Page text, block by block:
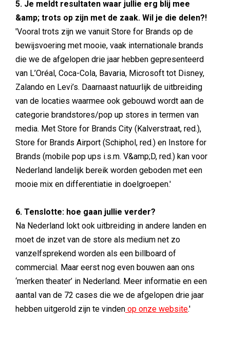
5. Je meldt resultaten waar jullie erg blij mee
&amp; trots op zijn met de zaak. Wil je die delen?!
'Vooral trots zijn we vanuit Store for Brands op de
bewijsvoering met mooie, vaak internationale brands
die we de afgelopen drie jaar hebben gepresenteerd
van L’Oréal, Coca-Cola, Bavaria, Microsoft tot Disney,
Zalando en Levi’s. Daarnaast natuurlijk de uitbreiding
van de locaties waarmee ook gebouwd wordt aan de
categorie brandstores/pop up stores in termen van
media. Met Store for Brands City (Kalverstraat, red.),
Store for Brands Airport (Schiphol, red.) en Instore for
Brands (mobile pop ups i.s.m. V&amp;D, red.) kan voor
Nederland landelijk bereik worden geboden met een
mooie mix en differentiatie in doelgroepen.'
6. Tenslotte: hoe gaan jullie verder?
Na Nederland lokt ook uitbreiding in andere landen en
moet de inzet van de store als medium net zo
vanzelfsprekend worden als een billboard of
commercial. Maar eerst nog even bouwen aan ons
‘merken theater’ in Nederland. Meer informatie en een
aantal van de 72 cases die we de afgelopen drie jaar
hebben uitgerold zijn te vinden op onze website.'